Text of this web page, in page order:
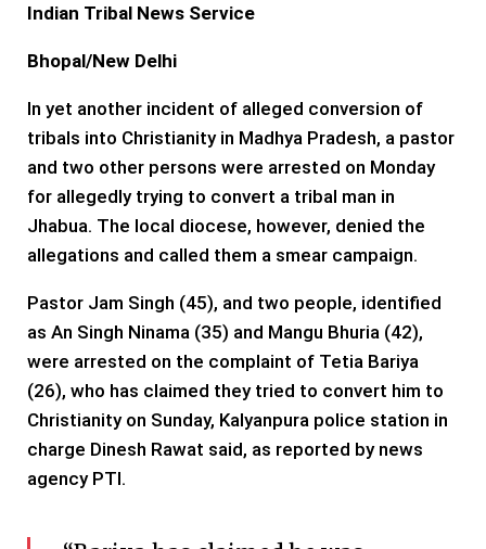
Indian Tribal News Service
Bhopal/New Delhi
In yet another incident of alleged conversion of
tribals into Christianity in Madhya Pradesh, a pastor
and two other persons were arrested on Monday
for allegedly trying to convert a tribal man in
Jhabua. The local diocese, however, denied the
allegations and called them a smear campaign.
Pastor Jam Singh (45), and two people, identified
as An Singh Ninama (35) and Mangu Bhuria (42),
were arrested on the complaint of Tetia Bariya
(26), who has claimed they tried to convert him to
Christianity on Sunday, Kalyanpura police station in
charge Dinesh Rawat said, as reported by news
agency PTI.